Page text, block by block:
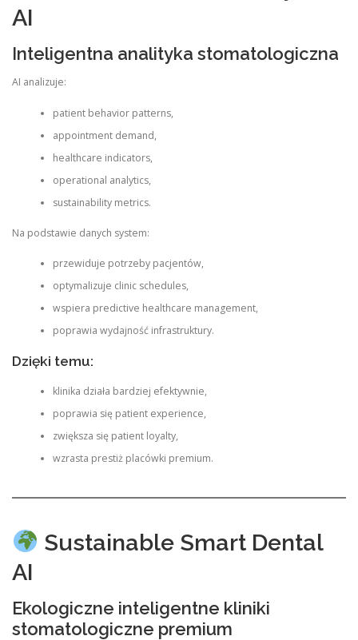
AI
Inteligentna analityka stomatologiczna
AI analizuje:
patient behavior patterns,
appointment demand,
healthcare indicators,
operational analytics,
sustainability metrics.
Na podstawie danych system:
przewiduje potrzeby pacjentów,
optymalizuje clinic schedules,
wspiera predictive healthcare management,
poprawia wydajność infrastruktury.
Dzięki temu:
klinika działa bardziej efektywnie,
poprawia się patient experience,
zwiększa się patient loyalty,
wzrasta prestiż placówki premium.
Sustainable Smart Dental
AI
Ekologiczne inteligentne kliniki
stomatologiczne premium